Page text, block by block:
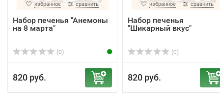
избранное сравнить
Набор печенья "Анемоны
на 8 марта"
(0)
820 руб.
избранное сравнить
Набор печенья
"Шикарный вкус"
(0)
820 руб.